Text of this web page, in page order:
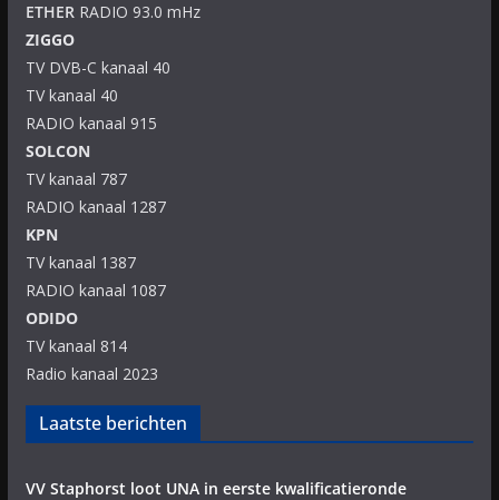
ETHERRADIO 93.0 mHz
ZIGGO
TV DVB-C kanaal 40
TV kanaal 40
RADIO kanaal 915
SOLCON
TV kanaal 787
RADIO kanaal 1287
KPN
TV kanaal 1387
RADIO kanaal 1087
ODIDO
TV kanaal 814
Radio kanaal 2023
Laatste berichten
VV Staphorst loot UNA in eerste kwalificatieronde